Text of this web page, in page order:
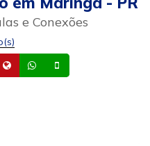
e Conexões
Email Site Whatsapp